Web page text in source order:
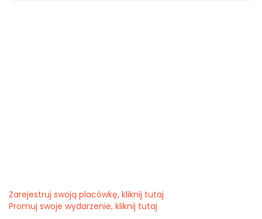
Zarejestruj swoją placówkę, kliknij tutaj
Promuj swoje wydarzenie, kliknij tutaj